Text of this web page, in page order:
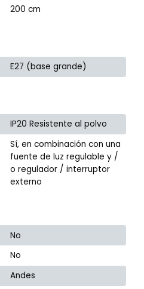
200 cm
E27 (base grande)
IP20 Resistente al polvo
Sí, en combinación con una
fuente de luz regulable y /
o regulador / interruptor
externo
No
No
Andes